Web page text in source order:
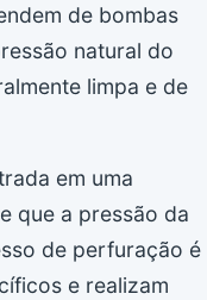
de bombas
natural do
limpa e de
em uma
que a pressão da
de perfuração é
e realizam